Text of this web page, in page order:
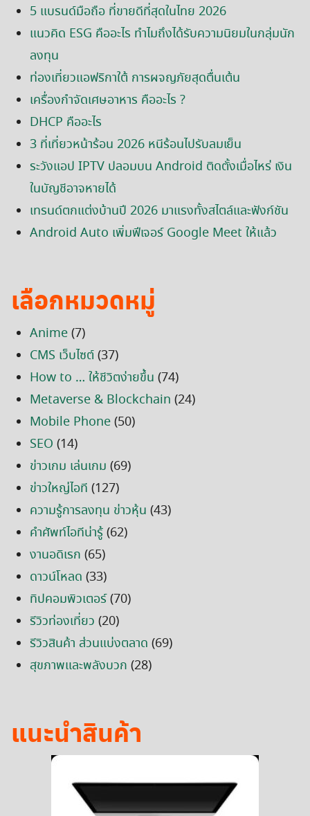
5 แบรนด์มือถือ ที่ขายดีที่สุดในไทย 2026
แนวคิด ESG คืออะไร ทำไมถึงได้รับความนิยมในกลุ่มนัก
ลงทุน
ท่องเที่ยวแอฟริกาใต้ การผจญภัยสุดตื่นเต้น
เครื่องกำจัดเศษอาหาร คืออะไร ?
DHCP คืออะไร
3 ที่เที่ยวหน้าร้อน 2026 หนีร้อนไปรับลมเย็น
ระวังแอป IPTV ปลอมบน Android ติดตั้งเมื่อไหร่ เงิน
ในบัญชีอาจหายได้
เทรนด์ตกแต่งบ้านปี 2026 มาแรงทั้งสไตล์และฟังก์ชัน
Android Auto เพิ่มฟีเจอร์ Google Meet ให้แล้ว
เลือกหมวดหมู่
Anime(7)
CMS เว็บไซต์(37)
How to … ให้ชีวิตง่ายขึ้น (74)
Metaverse & Blockchain (24)
Mobile Phone(50)
SEO (14)
ข่าวเกม เล่นเกม (69)
ข่าวใหญ่ไอที (127)
ความรู้การลงทุน ข่าวหุ้น (43)
คำศัพท์ไอทีน่ารู้(62)
งานอดิเรก (65)
ดาวน์โหลด (33)
ทิปคอมพิวเตอร์(70)
รีวิวท่องเที่ยว (20)
รีวิวสินค้า ส่วนแบ่งตลาด (69)
สุขภาพและพลังบวก (28)
แนะนำสินค้า